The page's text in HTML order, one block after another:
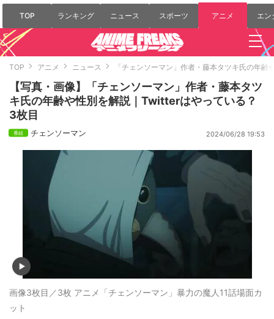
TOP ランキング ニュース スポーツ アニメ エン
TOP アニメ ニュース 「チェンソーマン」作者・藤本タツキ氏の年
【写真・画像】「チェンソーマン」作者・藤本タツ
キ氏の年齢や性別を解説｜Twitterはやっている？
3枚目
チェンソーマン 2024/06/28 19:53
画像3枚目／3枚 アニメ「チェンソーマン」暴力の魔人11話場面カ
ット